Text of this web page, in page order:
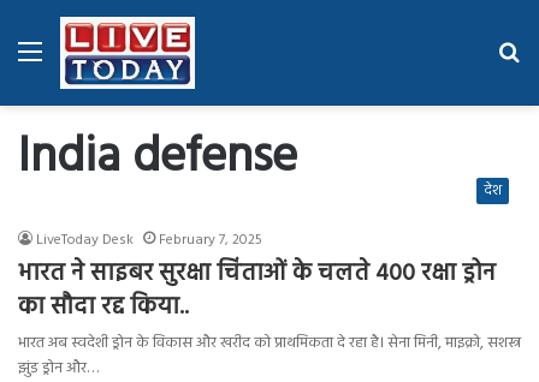
Menu
India defense देश
LiveToday Desk February 7, 2025
भारत ने साइबर सुरक्षा चिंताओं के चलते 400 रक्षा ड्रोन
का सौदा रद्द किया..
भारत अब स्वदेशी ड्रोन के विकास और खरीद को प्राथमिकता दे रहा है। सेना मिनी, माइक्रो, सशस्त्र
झुंड ड्रोन और…